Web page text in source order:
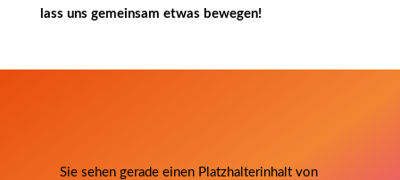
lass uns gemeinsam etwas bewegen!
Sie sehen gerade einen Platzhalterinhalt von